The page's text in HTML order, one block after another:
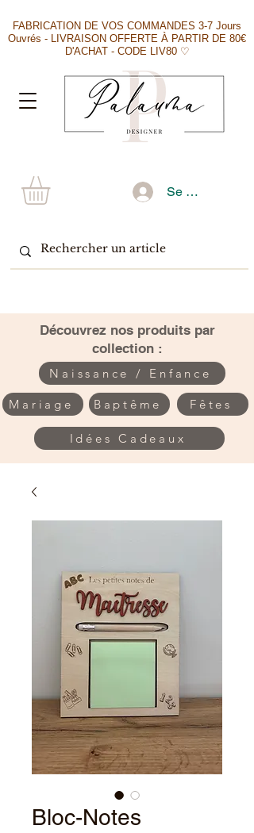
FABRICATION DE VOS COMMANDES 3-7 Jours
Ouvrés - LIVRAISON OFFERTE À PARTIR DE 80€
D'ACHAT - CODE LIV80 ♡
Se connecter
​Découvrez nos produits par
collection :
Naissance / Enfance
Mariage Baptême Fêtes
Idées Cadeaux
Bloc-Notes